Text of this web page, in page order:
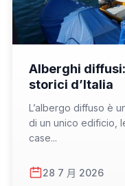
Alberghi
storici d’Italia
L’albergo diffuso è
di un unico edificio,
case...
28 7 月 2026